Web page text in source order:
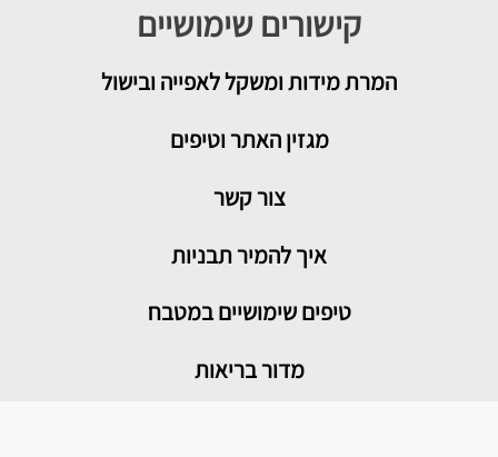
קישורים שימושיים
המרת מידות ומשקל לאפייה ובישול
מגזין האתר וטיפים
צור קשר
איך להמיר תבניות
טיפים שימושיים במטבח
מדור בריאות